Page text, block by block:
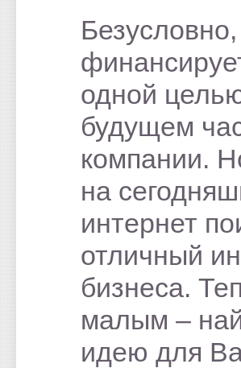
одной
будущем
компании.
на
интернет
отличный
бизнеса.
малым –
идею для